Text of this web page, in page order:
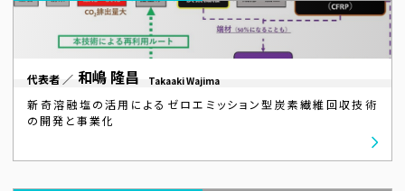
代表者 ／ 和嶋 隆昌 Takaaki Wajima
新奇溶融塩の活用によるゼロエミッション型炭素繊維回収技術
の開発と事業化